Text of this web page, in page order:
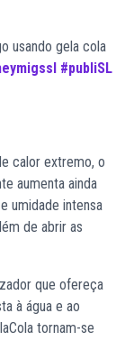
usando gela cola
#publiSL
calor extremo, o
aumenta ainda
umidade intensa
de abrir as
que ofereça
à água e ao
tornam-se